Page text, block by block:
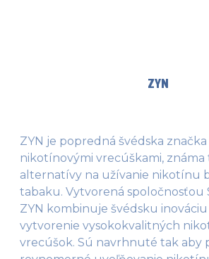
ZYN
ZYN je popredná švédska
nikotínovými vrecúškami, známa
alternatívy na užívanie nikotínu
tabaku. Vytvorená spoločnosťou
ZYN kombinuje švédsku
vytvorenie vysokokvalitných
vrecúšok. Sú navrhnuté tak aby